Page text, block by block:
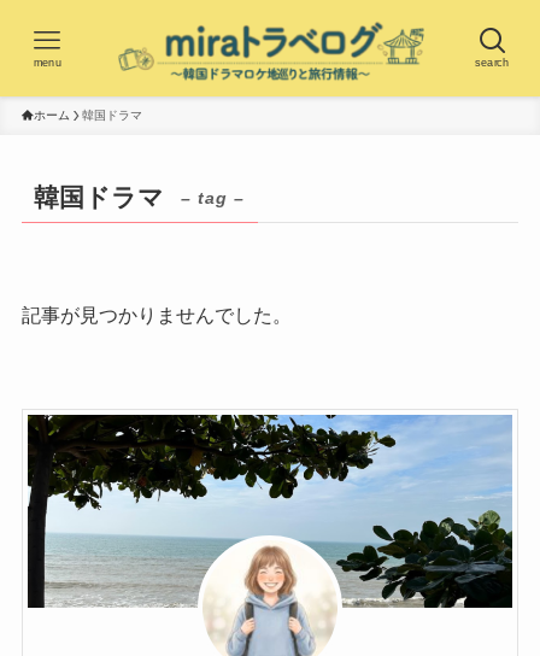
search
menu
ホーム 韓国ドラマ
韓国ドラマ – tag –
記事が見つかりませんでした。